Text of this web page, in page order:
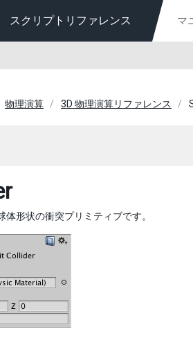
スクリプトリファレンス
物理演算 3D 物理演算リファレンス
体形状の衝突プリミティブです。